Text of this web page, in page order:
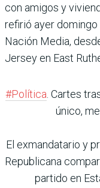
con amigos y
refirió ayer
Nación Media,
Jersey en East
#Política . Cartes
único,
El exmandatario y
Republicana
partido en